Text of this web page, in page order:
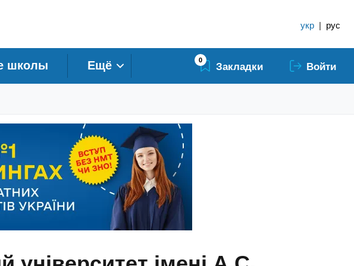
укр | рус
школы Ещё 0 Закладки Войти